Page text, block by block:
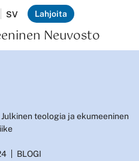
Neuvosto
SV Lahjoita
Julkinen teologia ja ekumeeninen
BLOGI